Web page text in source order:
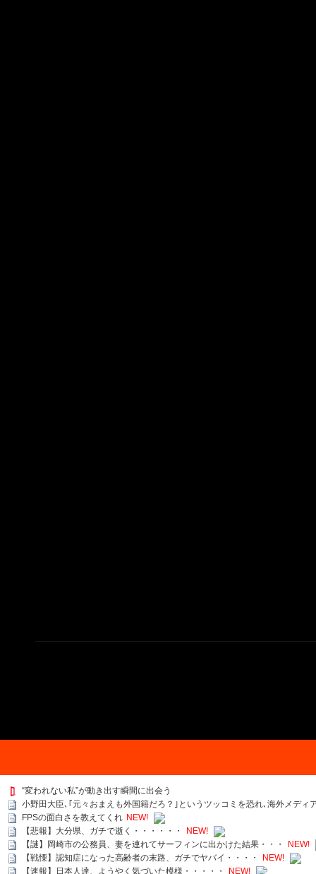
“変われない私”が動き出す瞬間に出会う
小野田大臣､｢元々おまえも外国籍だろ？｣というツッコミを恐れ､海外メディ
FPSの面白さを教えてくれ NEW!
【悲報】大分県、ガチで逝く・・・・・・
NEW!
【謎】岡崎市の公務員、妻を連れてサーフィンに出かけた結果・・・
NEW!
【戦慄】認知症になった高齢者の末路、ガチでヤバイ・・・・
NEW!
【速報】日本人達、ようやく気づいた模様・・・・・
NEW!